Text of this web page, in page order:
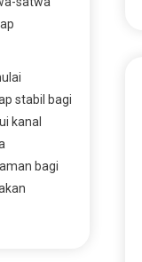
stabil bagi
kanal
bagi